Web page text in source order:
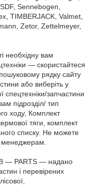
Sennebogen,
TIMBERJACK, Valmet,
Zetor, Zettelmeyer,
необхідну вам
— скористайтеся
рядку сайту
або виберіть у
спецтехніки/запчастини
підрозділ/ тип
ходу, Комплект
тяги, комплект
списку. Не можете
менеджерам.
— PARTS — надано
і перевірених